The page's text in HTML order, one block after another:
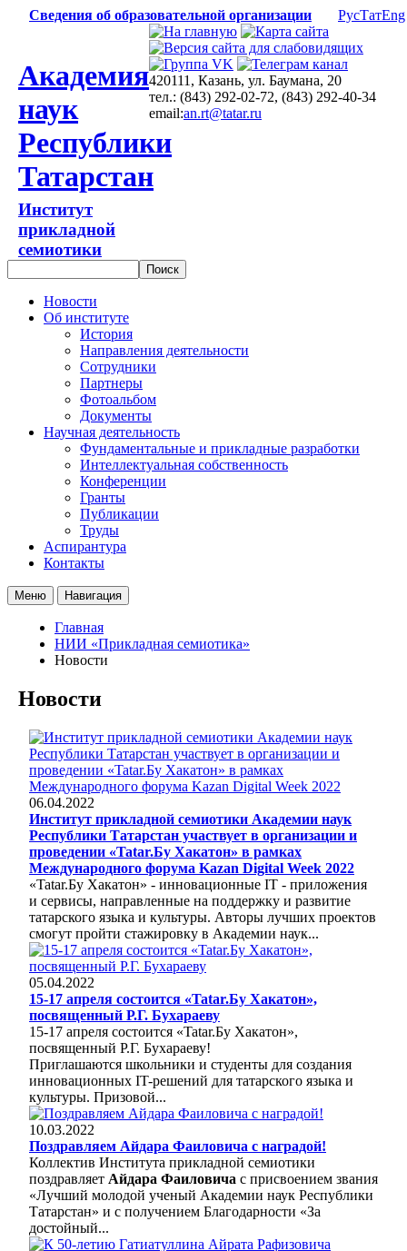
Сведения об образовательной организации РусТатEng
Академия
наук
Республики
Татарстан
Институт
прикладной
семиотики
420111, Казань, ул. Баумана, 20
тел.: (843) 292-02-72, (843) 292-40-34
email:an.rt@tatar.ru
Новости
Об институте
История
Направления деятельности
Сотрудники
Партнеры
Фотоальбом
Документы
Научная деятельность
Фундаментальные и прикладные разработки
Интеллектуальная собственность
Конференции
Гранты
Публикации
Труды
Аспирантура
Контакты
Меню Навигация
Главная
НИИ «Прикладная семиотика»
Новости
Новости
06.04.2022
Институт прикладной семиотики Академии наук
Республики Татарстан участвует в организации и
проведении «Tatar.Бу Хакатон» в рамках
Международного форума Kazan Digital Week 2022
«Tatar.Бу Хакатон» - инновационные IT - приложения
и сервисы, направленные на поддержку и развитие
татарского языка и культуры. Авторы лучших проектов
смогут пройти стажировку в Академии наук...
05.04.2022
15-17 апреля состоится «Tatar.Бу Хакатон»,
посвященный Р.Г. Бухараеву
15-17 апреля состоится «Tatar.Бу Хакатон»,
посвященный Р.Г. Бухараеву!
Приглашаются школьники и студенты для создания
инновационных IT-решений для татарского языка и
культуры. Призовой...
10.03.2022
Поздравляем Айдара Фаиловича с наградой!
Коллектив Института прикладной семиотики
поздравляет Айдара Фаиловича с присвоением звания
«Лучший молодой ученый Академии наук Республики
Татарстан» и с получением Благодарности «За
достойный...